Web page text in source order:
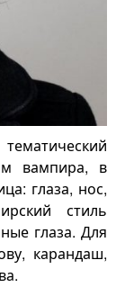
вампира, в
глаза, нос,
стиль
глаза. Для
карандаш,